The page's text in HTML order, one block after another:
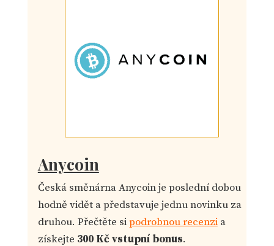
Anycoin
Česká směnárna Anycoin je poslední dobou
hodně vidět a představuje jednu novinku za
druhou. Přečtěte sipodrobnou recenzia
získejte 300 Kč vstupní bonus.